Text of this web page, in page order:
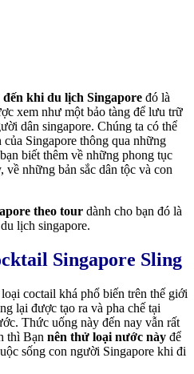
khi du lịch Singapore đó là
xem như một bảo tàng để lưu trữ
dân singapore. Chúng ta có thể
Singapore thông qua những
biết thêm về những phong tục
về những bản sắc dân tộc và con
theo tour dành cho bạn đó là
lịch singapore.
Singapore Sling
coctail khá phổ biến trên thế giới
lại được tạo ra và pha chế tại
Thức uống này đến nay vẫn rất
thì Bạn nên thử loại nước này để
sống con người Singapore khi đi